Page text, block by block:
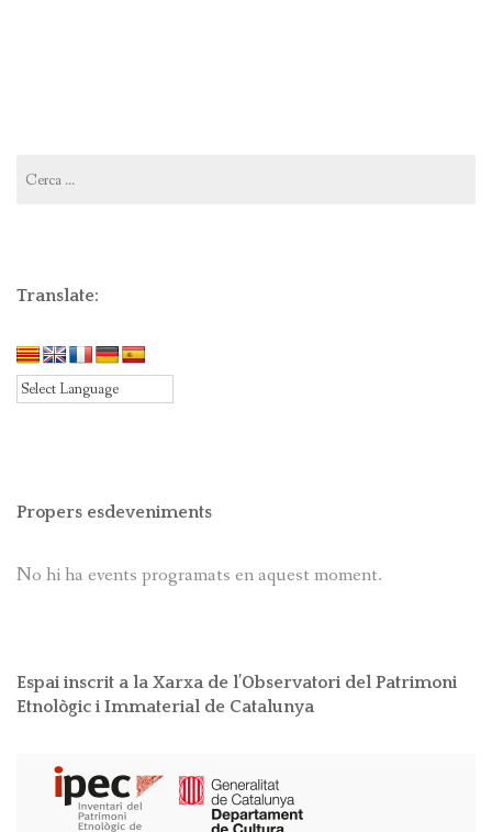
Translate:
Propers esdeveniments
No hi ha events programats en aquest moment.
Espai inscrit a la Xarxa de l’Observatori del Patrimoni
Etnològic i Immaterial de Catalunya